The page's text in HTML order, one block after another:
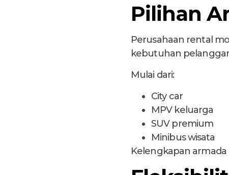
Pilihan
Perusahaan rental
kebutuhan
Mulai dari:
City car
MPV keluarga
SUV premium
Minibus wisata
Kelengkapan